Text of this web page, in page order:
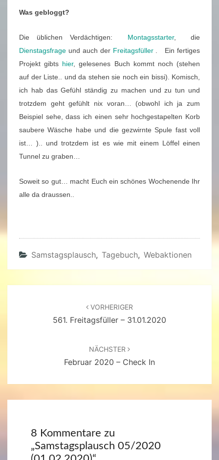
Was gebloggt?
Die üblichen Verdächtigen: Montagsstarter, die
Dienstagsfrage und auch der Freitagsfüller. Ein fertiges
Projekt gibts hier, gelesenes Buch kommt noch (stehen
auf der Liste.. und da stehen sie noch ein bissi). Komisch,
ich hab das Gefühl ständig zu machen und zu tun und
trotzdem geht gefühlt nix voran… (obwohl ich ja zum
Beispiel sehe, dass ich einen sehr hochgestapelten Korb
saubere Wäsche habe und die gezwirnte Spule fast voll
ist… ).. und trotzdem ist es wie mit einem Löffel einen
Tunnel zu graben…
Soweit so gut… macht Euch ein schönes Wochenende Ihr
alle da draussen..
Samstagsplausch, Tagebuch, Webaktionen
VORHERIGER
561. Freitagsfüller – 31.01.2020
NÄCHSTER
Februar 2020 – Check In
8 Kommentare zu
„Samstagsplausch 05/2020